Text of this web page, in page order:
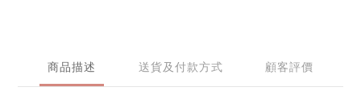
商品描述 送貨及付款方式 顧客評價